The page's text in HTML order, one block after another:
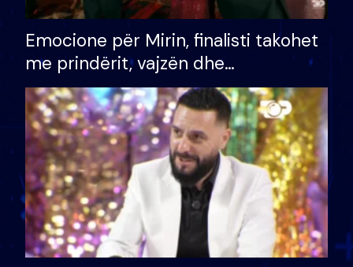
Emocione për Mirin, finalisti takohet
me prindërit, vajzën dhe
bashkëshorten: S’kemi ndonjë letër
divorci apo jo?